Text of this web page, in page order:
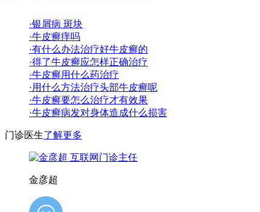
·银屑病 斑块
·牛皮癣痒吗
·有什么办法治疗好牛皮癣的
·得了牛皮癣应怎样正确治疗
·牛皮癣用什么药治疗
·用什么方法治疗头部牛皮癣呢
·牛皮癣要怎么治疗才有效果
·牛皮癣病发对身体造成什么损害
门诊医生了解更多
金彦超